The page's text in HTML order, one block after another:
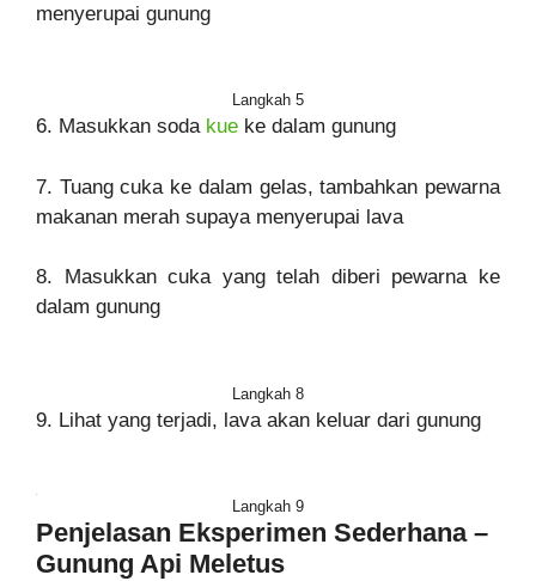
menyerupai gunung
Langkah 5
6. Masukkan soda kue ke dalam gunung
7. Tuang cuka ke dalam gelas, tambahkan pewarna
makanan merah supaya menyerupai lava
8. Masukkan cuka yang telah diberi pewarna ke
dalam gunung
Langkah 8
9. Lihat yang terjadi, lava akan keluar dari gunung
Langkah 9
Penjelasan Eksperimen Sederhana –
Gunung Api Meletus